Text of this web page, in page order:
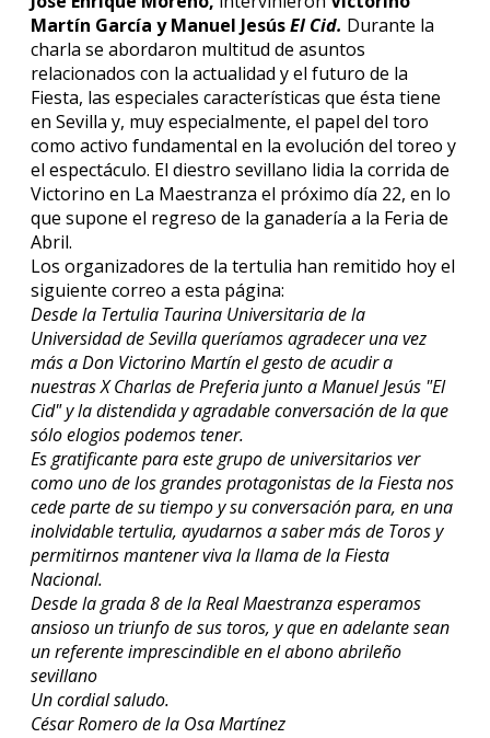
Martín García y Manuel JesúsEl Cid. Durante la
charla se abordaron multitud de asuntos
relacionados con la actualidad y el futuro de la
Fiesta, las especiales características que ésta tiene
en Sevilla y, muy especialmente, el papel del toro
como activo fundamental en la evolución del toreo y
el espectáculo. El diestro sevillano lidia la corrida de
Victorino en La Maestranza el próximo día 22, en lo
que supone el regreso de la ganadería a la Feria de
Abril.
Los organizadores de la tertulia han remitido hoy el
siguiente correo a esta página:
Desde la Tertulia Taurina Universitaria de la
Universidad de Sevilla queríamos agradecer una vez
más a Don Victorino Martín el gesto de acudir a
nuestras X Charlas de Preferia junto a Manuel Jesús "El
Cid" y la distendida y agradable conversación de la que
sólo elogios podemos tener.
Es gratificante para este grupo de universitarios ver
como uno de los grandes protagonistas de la Fiesta nos
cede parte de su tiempo y su conversación para, en una
inolvidable tertulia, ayudarnos a saber más de Toros y
permitirnos mantener viva la llama de la Fiesta
Nacional.
Desde la grada 8 de la Real Maestranza esperamos
ansioso un triunfo de sus toros, y que en adelante sean
un referente imprescindible en el abono abrileño
sevillano
Un cordial saludo.
César Romero de la Osa Martínez